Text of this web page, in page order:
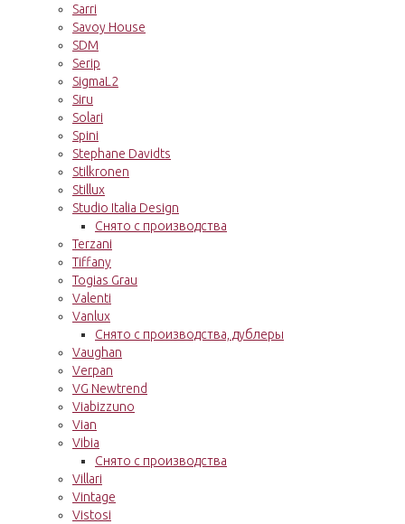
Sarri
Savoy House
SDM
Serip
SigmaL2
Siru
Solari
Spini
Stephane Davidts
Stilkronen
Stillux
Studio Italia Design
Снято с производства
Terzani
Tiffany
Togias Grau
Valenti
Vanlux
Снято с производства, дублеры
Vaughan
Verpan
VG Newtrend
Viabizzuno
Vian
Vibia
Снято с производства
Villari
Vintage
Vistosi